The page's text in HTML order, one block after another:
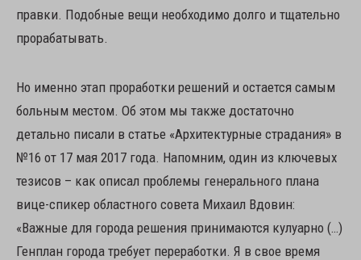
правки. Подобные вещи необходимо долго и тщательно
прорабатывать.
Но именно этап проработки решений и остается самым
больным местом. Об этом мы также достаточно
детально писали в статье «Архитектурные страдания» в
№16 от 17 мая 2017 года. Напомним, один из ключевых
тезисов – как описал проблемы генерального плана
вице-спикер областного совета Михаил Вдовин:
«Важные для города решения принимаются кулуарно (…)
Генплан города требует переработки. Я в свое время